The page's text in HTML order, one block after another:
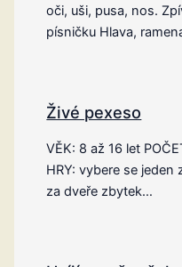
oči, uši, pusa, nos.
písničku Hlava,
Živé pexeso
VĚK: 8 až 16 let
HRY: vybere se jeden
za dveře zbytek…